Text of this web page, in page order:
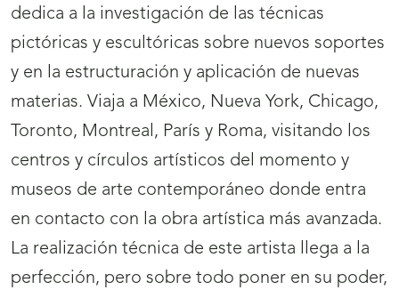
dedica a la investigación de las técnicas
pictóricas y escultóricas sobre nuevos soportes
y en la estructuración y aplicación de nuevas
materias. Viaja a México, Nueva York, Chicago,
Toronto, Montreal, París y Roma, visitando los
centros y círculos artísticos del momento y
museos de arte contemporáneo donde entra
en contacto con la obra artística más avanzada.
La realización técnica de este artista llega a la
perfección, pero sobre todo poner en su poder,